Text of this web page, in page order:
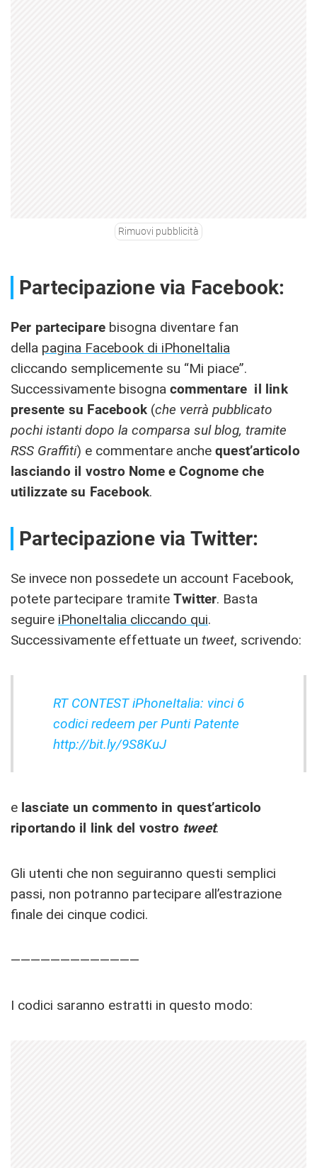
Rimuovi pubblicità
Partecipazione via Facebook:
Per partecipare bisogna diventare fan
della pagina Facebook di iPhoneItalia
cliccando semplicemente su “Mi piace”.
Successivamente bisogna commentare il link
presente su Facebook (che verrà pubblicato
pochi istanti dopo la comparsa sul blog, tramite
RSS Graffiti) e commentare anche quest’articolo
lasciando il vostro Nome e Cognomeche
utilizzate su Facebook.
Partecipazione via Twitter:
Se invece non possedete un account Facebook,
potete partecipare tramite Twitter. Basta
seguire iPhoneItalia cliccando qui.
Successivamente effettuate un tweet, scrivendo:
RT CONTEST iPhoneItalia: vinci 6
codici redeem per Punti Patente
http://bit.ly/9S8KuJ
e lasciate un commento in quest’articolo
riportando il link del vostro tweet.
Gli utenti che non seguiranno questi semplici
passi, non potranno partecipare all’estrazione
finale dei cinque codici.
—————————————
I codici saranno estratti in questo modo: